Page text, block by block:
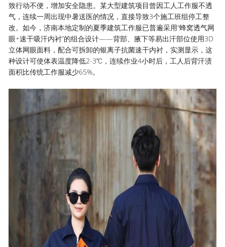
致行动不便，增加安全隐患。某大型建筑项目曾因工人工作服不透
气，连续一周出现中暑送医的情况，直接导致3个施工班组停工整
改。如今，济南本地定制的夏季建筑工作服已普遍采用“蜂窝透气网
眼+速干吸汗内衬”的组合设计——背部、腋下等易出汗部位使用3D
立体网眼面料，配合可拆卸的银离子抗菌速干内衬，实测显示，这
种设计可使体表温度降低2-3℃，连续作业4小时后，工人后背汗渍
面积比传统工作服减少65%。